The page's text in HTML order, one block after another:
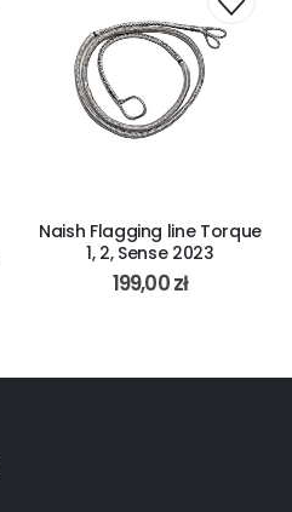
Naish Flagging line Torque
1, 2, Sense 2023
199,00zł